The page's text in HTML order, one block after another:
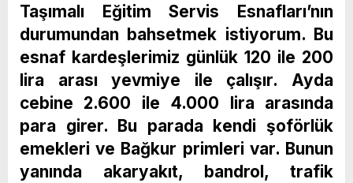
Taşımalı Eğitim Servis Esnafları’nın
durumundan bahsetmek istiyorum. Bu
esnaf kardeşlerimiz günlük 120 ile 200
lira arası yevmiye ile çalışır. Ayda
cebine 2.600 ile 4.000 lira arasında
para girer. Bu parada kendi şoförlük
emekleri ve Bağkur primleri var. Bunun
yanında akaryakıt, bandrol, trafik